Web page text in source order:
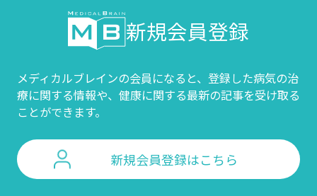
新規会員登録
メディカルブレインの会員になると、登録した病気の治
療に関する情報や、 健康に関する最新の記事を受け取る
ことができます。
新規会員登録はこちら